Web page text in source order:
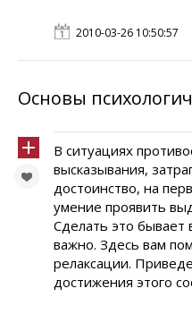
2010-03-26 10:50:57
Основы
В ситуациях
высказывания,
достоинство, на
умение проявить
Сделать это бывает
важно. Здесь вам
релаксации.
достижения этого